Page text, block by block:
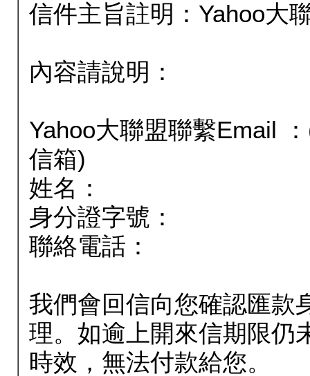
信件主旨註明：Yahoo大
內容請說明：
Yahoo大聯盟聯繫Email
信箱)
姓名：
身分證字號：
聯絡電話：
我們會回信向您確認匯款
理。如逾上開來信期限仍
時效，無法付款給您。